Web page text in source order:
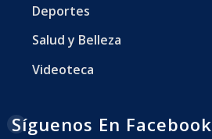
Deportes
Salud y Belleza
Videoteca
Síguenos En Facebook